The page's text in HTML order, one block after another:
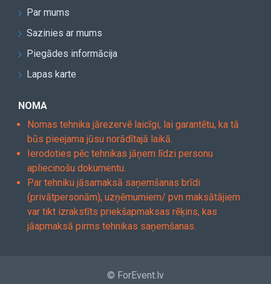
Par mums
Sazinies ar mums
Piegādes informācija
Lapas karte
NOMA
Nomas tehnika jārezervē laicīgi, lai garantētu, ka tā
būs pieejama jūsu norādītajā laikā.
Ierodoties pēc tehnikas jāņem līdzi personu
apliecinošu dokumentu.
Par tehniku jāsamaksā saņemšanas brīdi
(privātpersonām), uzņēmumiem/ pvn maksātājiem
var tikt izrakstīts priekšapmaksas rēķins, kas
jāapmaksā pirms tehnikas saņemšanas.
© ForEvent.lv